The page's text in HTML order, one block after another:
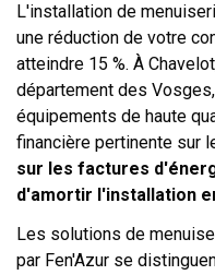
L'installation de
une réduction de votre
atteindre 15 %. À
département des
équipements de haute
financière pertinente sur
sur les factures
d'amortir l'installation
Les solutions de
par Fen'Azur se